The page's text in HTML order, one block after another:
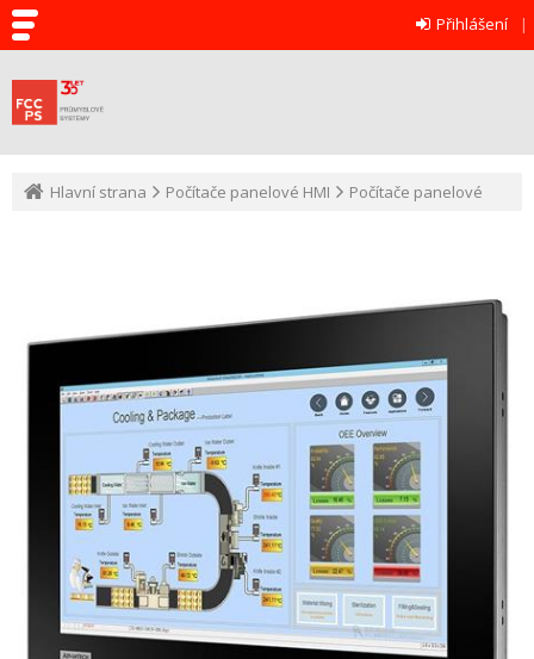
Přihlášení
Hlavní strana Počítače panelové HMI Počítače panelové